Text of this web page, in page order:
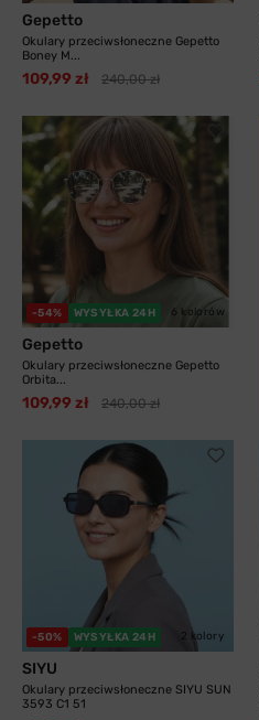
Gepetto
Okulary przeciwsłoneczne Gepetto
Boney M...
109,99 zł 240,00 zł
-54% WYSYŁKA 24H 6 kolorów
Gepetto
Okulary przeciwsłoneczne Gepetto
Orbita...
109,99 zł 240,00 zł
-50% WYSYŁKA 24H 2 kolory
SIYU
Okulary przeciwsłoneczne SIYU SUN
3593 C1 51